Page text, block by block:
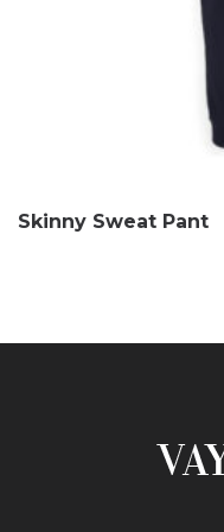
Skinny Sweat Pant